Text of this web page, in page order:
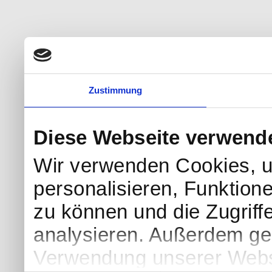
Zustimmung
Diese Webseite
Wir verwenden Cookies,
personalisieren,
zu können und die
analysieren. Außerdem
Verwendung unserer